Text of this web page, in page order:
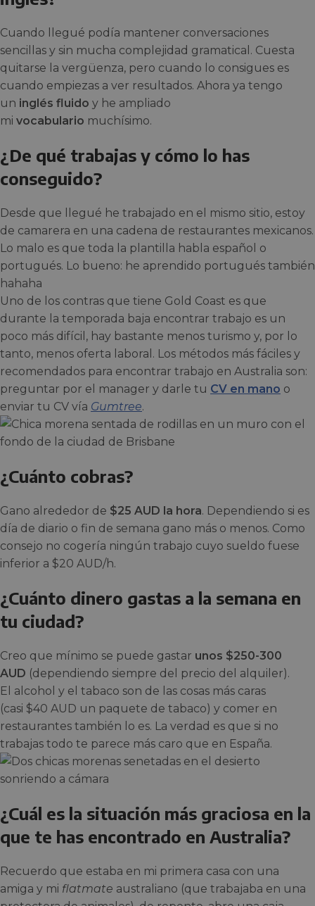
Cuando llegué podía mantener conversaciones
sencillas y sin mucha complejidad gramatical. Cuesta
quitarse la vergüenza, pero cuando lo consigues es
cuando empiezas a ver resultados. Ahora ya tengo
un inglés fluido y he ampliado
mi vocabulario muchísimo.
¿De qué trabajas y cómo lo has
conseguido?
Desde que llegué he trabajado en el mismo sitio, estoy
de camarera en una cadena de restaurantes mexicanos.
Lo malo es que toda la plantilla habla español o
portugués. Lo bueno: he aprendido portugués también
hahaha
Uno de los contras que tiene Gold Coast es que
durante la temporada baja encontrar trabajo es un
poco más difícil, hay bastante menos turismo y, por lo
tanto, menos oferta laboral. Los métodos más fáciles y
recomendados para encontrar trabajo en Australia son:
preguntar por el manager y darle tu CV en mano o
enviar tu CV vía Gumtree.
¿Cuánto cobras?
Gano alrededor de $25 AUD la hora. Dependiendo si es
día de diario o fin de semana gano más o menos. Como
consejo no cogería ningún trabajo cuyo sueldo fuese
inferior a $20 AUD/h.
¿Cuánto dinero gastas a la semana en
tu ciudad?
Creo que mínimo se puede gastar unos $250-300
AUD (dependiendo siempre del precio del alquiler).
El alcohol y el tabaco son de las cosas más caras
(casi $40 AUD un paquete de tabaco) y comer en
restaurantes también lo es. La verdad es que si no
trabajas todo te parece más caro que en España.
¿Cuál es la situación más graciosa en la
que te has encontrado en Australia?
Recuerdo que estaba en mi primera casa con una
amiga y mi flatmate australiano (que trabajaba en una